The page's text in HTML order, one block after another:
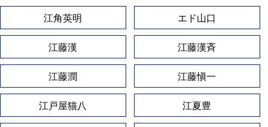
江角英明 エド山口
江藤漢 江藤漢斉
江藤潤 江藤愼一
江戸屋猫八 江夏豊